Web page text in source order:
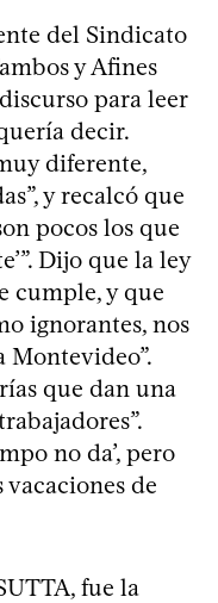
del Sindicato
y Afines
para leer
decir.
diferente,
y recalcó que
pocos los que
Dijo que la ley
cumple, y que
ignorantes, nos
Montevideo”.
que dan una
no da’, pero
vacaciones de
fue la